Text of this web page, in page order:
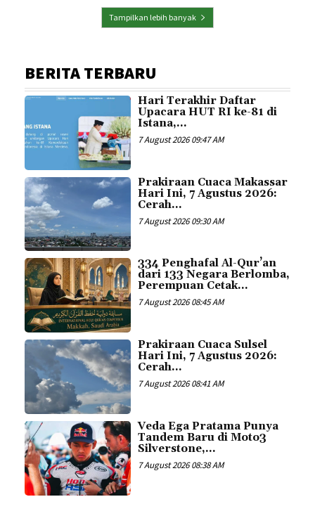
Tampilkan lebih banyak
BERITA TERBARU
Hari Terakhir Daftar
Upacara HUT RI ke-81 di
Istana,...
7 August 2026 09:47 AM
Prakiraan Cuaca Makassar
Hari Ini, 7 Agustus 2026:
Cerah...
7 August 2026 09:30 AM
334 Penghafal Al-Qur’an
dari 133 Negara Berlomba,
Perempuan Cetak...
7 August 2026 08:45 AM
Prakiraan Cuaca Sulsel
Hari Ini, 7 Agustus 2026:
Cerah...
7 August 2026 08:41 AM
Veda Ega Pratama Punya
Tandem Baru di Moto3
Silverstone,...
7 August 2026 08:38 AM